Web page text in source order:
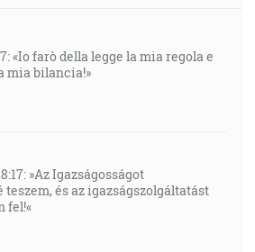
«Io farò della legge la mia regola e
mia bilancia!»
»Az Igazságosságot
és az igazságszolgáltatást
fel!«